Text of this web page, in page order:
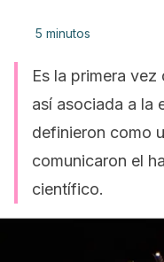
5 minutos
Es la primera
así asociada a la
definieron como
comunicaron el
científico.